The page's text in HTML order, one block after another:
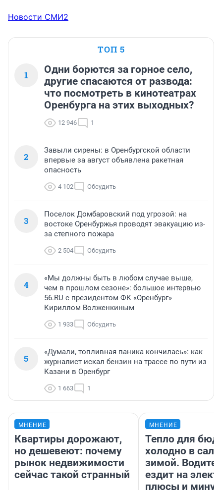
Новости СМИ2
ТОП 5
1
Одни борются за горное село,
другие спасаются от развода:
что посмотреть в кинотеатрах
Оренбурга на этих выходных?
12 946 1
2
Завыли сирены: в Оренбургской области
впервые за август объявлена ракетная
опасность
4 102 Обсудить
3
Поселок Домбаровский под угрозой: на
востоке Оренбуржья проводят эвакуацию из-
за степного пожара
2 504 Обсудить
4
«Мы должны быть в любом случае выше,
чем в прошлом сезоне»: большое интервью
56.RU с президентом ФК «Оренбург»
Кириллом Волженкиным
1 933 Обсудить
5
«Думали, топливная паника кончилась»: как
журналист искал бензин на трассе по пути из
Казани в Оренбург
1 663 1
МНЕНИЕ
Квартиры дорожают,
но дешевеют: почему
рынок недвижимости
сейчас такой странный
МНЕНИЕ
Тепло для
холодно в
зимой.
ездит на
плюсы и